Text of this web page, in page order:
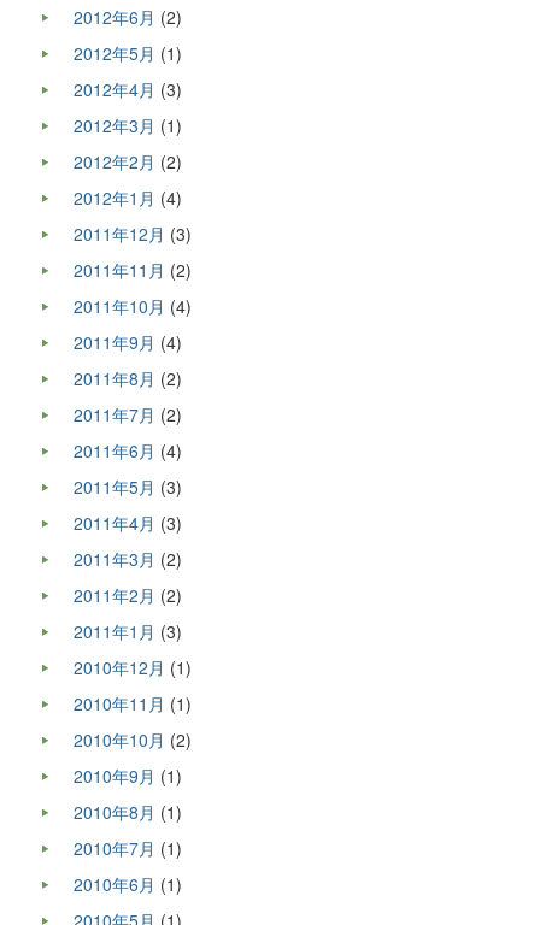
2012年6月 (2)
2012年5月 (1)
2012年4月 (3)
2012年3月 (1)
2012年2月 (2)
2012年1月 (4)
2011年12月 (3)
2011年11月 (2)
2011年10月 (4)
2011年9月 (4)
2011年8月 (2)
2011年7月 (2)
2011年6月 (4)
2011年5月 (3)
2011年4月 (3)
2011年3月 (2)
2011年2月 (2)
2011年1月 (3)
2010年12月 (1)
2010年11月 (1)
2010年10月 (2)
2010年9月 (1)
2010年8月 (1)
2010年7月 (1)
2010年6月 (1)
2010年5月 (1)